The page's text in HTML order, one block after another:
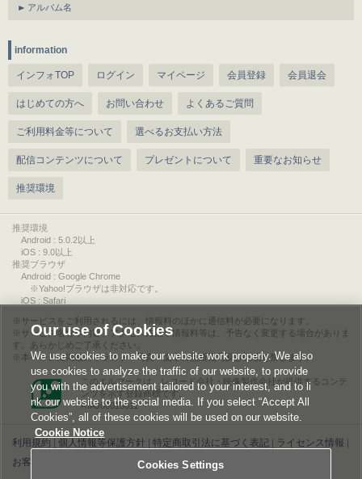
アルバム名
information
インフォTOP ログイン マイページ 会員登録 会員退会
はじめての方へ お問い合わせ よくあるご質問
ご利用料金等について 選べるお支払い方法
配信コンテンツについて プレゼントについて 重要なお知らせ
推奨環境
推奨環境
Android : 5.0.2以上
iOS : 9.0以上
推奨ブラウザ
Android : Google Chrome
※Yahoo!ブラウザは非対応です。
iOS : Safari
サービスをご利用されるには、情報料のほかに通信料が必要になります。
サービス名称や内容、アクセス方法や情報料等は、予告なく変更する場合がありま
す。あらかじめご了承ください。
本ページに掲載のイラスト・写真・文章の無断複写及び転載を禁じます。
このエルマークは、レコード会社・映像製作会社が提供するコンテ
ンツを示す登録商標です。
RIAJ00013011
利用規約 個人情報等保護方針 特定商取引法に基づく表記 ライセンス情報
お客様情報の外部送信について|Cookies Settings
Our use of Cookies
We use cookies to make our website work properly. We also
use cookies to analyze the traffic of our website, to provide
you with the advertisement tailored to your interest, and to li
nk our website to the social media. If you select “Accept All
Cookies”, all of these cookies will be used on our website.
Cookie Notice
Cookies Settings